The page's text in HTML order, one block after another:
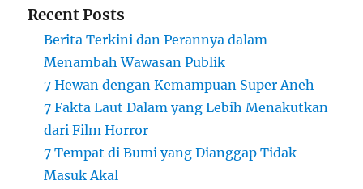
Recent Posts
Berita Terkini dan Perannya dalam
Menambah Wawasan Publik
7 Hewan dengan Kemampuan Super Aneh
7 Fakta Laut Dalam yang Lebih Menakutkan
dari Film Horror
7 Tempat di Bumi yang Dianggap Tidak
Masuk Akal